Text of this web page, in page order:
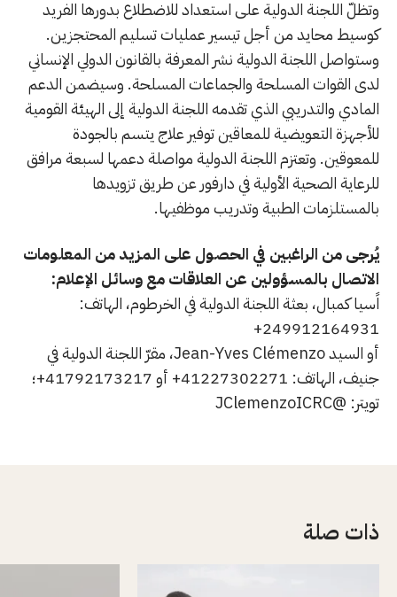
وتظلّ اللجنة الدولية على استعداد للاضطلاع بدورها الفريد
كوسيط محايد من أجل تيسير عمليات تسليم المحتجزين.
وستواصل اللجنة الدولية نشر المعرفة بالقانون الدولي الإنساني
لدى القوات المسلحة والجماعات المسلحة. وسيضمن الدعم
المادي والتدريبي الذي تقدمه اللجنة الدولية إلى الهيئة القومية
للأجهزة التعويضية للمعاقين توفير علاج يتسم بالجودة
للمعوقين. وتعتزم اللجنة الدولية مواصلة دعمها لسبعة مرافق
للرعاية الصحية الأولية في دارفور عن طريق تزويدها
بالمستلزمات الطبية وتدريب موظفيها.
يُرجى من الراغبين في الحصول على المزيد من المعلومات
الاتصال بالمسؤولين عن العلاقات مع وسائل الإعلام:
اًسيا كمبال، بعثة اللجنة الدولية في الخرطوم، الهاتف:
249912164931+
أو السيد Jean-Yves Clémenzo، مقرّ اللجنة الدولية في
جنيف، الهاتف: 41227302271+ أو 41792173217+؛
تويتر: @JClemenzoICRC
ذات صلة